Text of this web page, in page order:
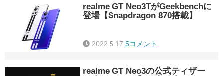
realme GT Neo3TがGeekbenchに
登場【Snapdragon 870搭載】
2022.5.17 5コメント
realme GT Neo3の公式ティザー